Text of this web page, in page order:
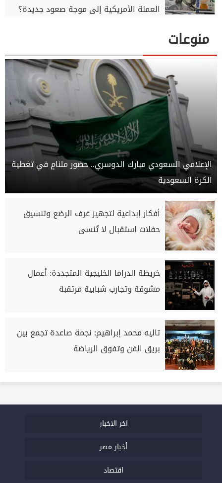
العملة الأمريكية إلى موجة صعود جديدة؟
منوعات
الإعلامي السعودي مبارك الدوسري.. حضور متنامٍ في تغطية
الكرة السعودية
أفكار إبداعية لتجهيز غرف الرضع وتنسيق
حفلات استقبال لا تُنسى
خريطة الدراما الخليجية المتجددة: أعمال
مشوقة وتجارب شبابية مرتقبة
تاليه محمد إبراهيم: نجمة صاعدة تجمع بين
بريق الفن وتفوق الرياضة
اخر الاخبار
أخبار مصر
اقتصاد